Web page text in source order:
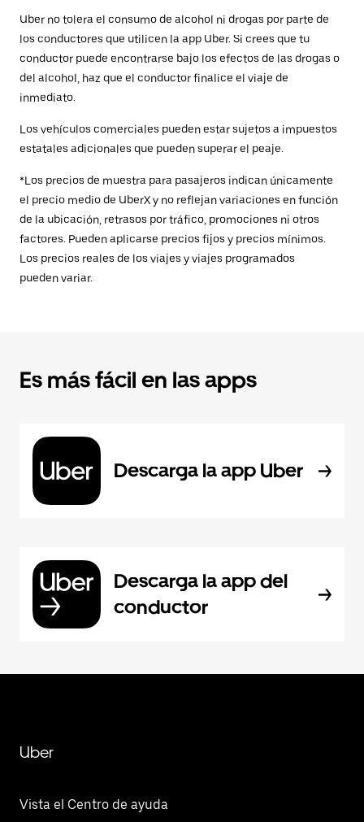
Uber no tolera el consumo de alcohol ni drogas por parte de
los conductores que utilicen la app Uber. Si crees que tu
conductor puede encontrarse bajo los efectos de las drogas o
del alcohol, haz que el conductor finalice el viaje de
inmediato.
Los vehículos comerciales pueden estar sujetos a impuestos
estatales adicionales que pueden superar el peaje.
*Los precios de muestra para pasajeros indican únicamente
el precio medio de UberX y no reflejan variaciones en función
de la ubicación, retrasos por tráfico, promociones ni otros
factores. Pueden aplicarse precios fijos y precios mínimos.
Los precios reales de los viajes y viajes programados
pueden variar.
Es más fácil en las apps
Descarga la app Uber
Descarga la app del
conductor
Uber
Vista el Centro de ayuda